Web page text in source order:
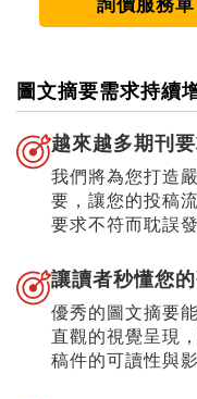
詢價服務單
圖文摘要需求持續
越來越多期刊
我們將為您打造
要，讓您的投稿
要求不符而耽誤發
讓讀者秒懂您
優秀的圖文摘要
直觀的視覺呈現
稿件的可讀性與影